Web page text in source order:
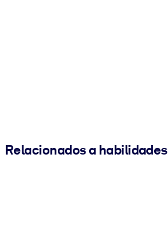
Relacionados a habilidades